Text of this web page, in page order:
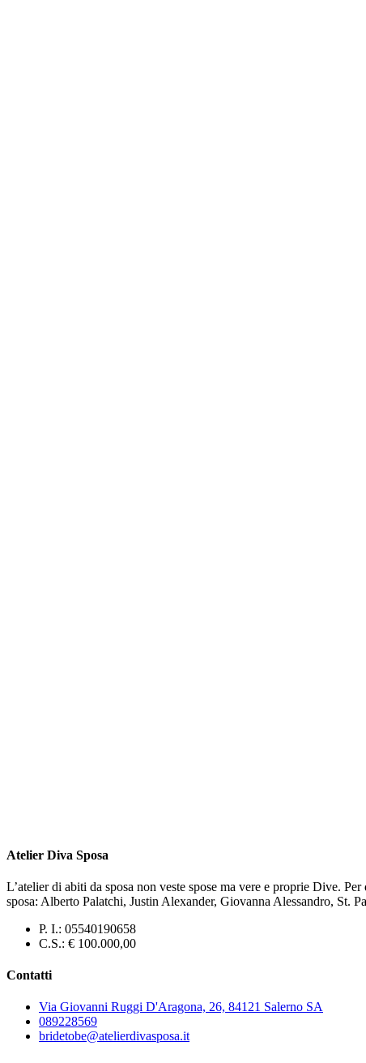
Atelier Diva Sposa
L’atelier di abiti da sposa non veste spose ma vere e proprie Dive.
sposa: Alberto Palatchi, Justin Alexander, Giovanna Alessandro, St.
P. I.: 05540190658
C.S.: € 100.000,00
Contatti
Via Giovanni Ruggi D'Aragona, 26, 84121 Salerno SA
089228569
bridetobe@atelierdivasposa.it